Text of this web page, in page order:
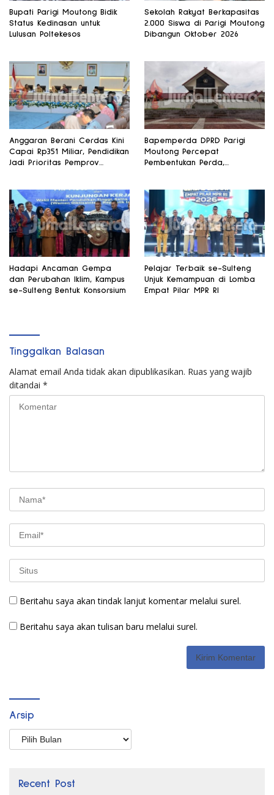
Bupati Parigi Moutong Bidik
Status Kedinasan untuk
Lulusan Poltekesos
Sekolah Rakyat Berkapasitas
2.000 Siswa di Parigi Moutong
Dibangun Oktober 2026
Anggaran Berani Cerdas Kini
Capai Rp351 Miliar, Pendidikan
Jadi Prioritas Pemprov
Bapemperda DPRD Parigi
Moutong Percepat
Pembentukan Perda,
Hadapi Ancaman Gempa
dan Perubahan Iklim, Kampus
se-Sulteng Bentuk Konsorsium
Pelajar Terbaik se-Sulteng
Unjuk Kemampuan di Lomba
Empat Pilar MPR RI
Tinggalkan Balasan
Alamat email Anda tidak akan dipublikasikan. Ruas yang wajib
ditandai *
Beritahu saya akan tindak lanjut komentar melalui surel.
Beritahu saya akan tulisan baru melalui surel.
Arsip
Arsip
Recent Post